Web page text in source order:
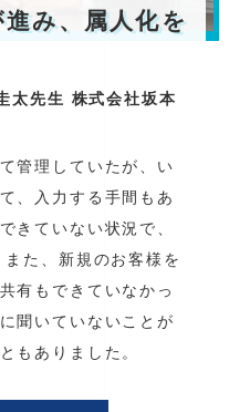
み、属人化を
太先生 株式会社坂本
管理していたが、い
、入力する手間もあ
きていない状況で、
た、新規のお客様を
有もできていなかっ
聞いていないことが
もありました。